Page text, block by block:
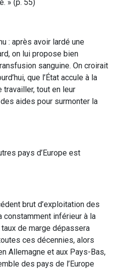
» (p. 55)
: après avoir lardé une
on lui propose bien
sanguine. On croirait
que l’État accule à la
tout en leur
aides pour surmonter la
pays d’Europe est
brut d’exploitation des
inférieur à la
de marge dépassera
ces décennies, alors
Allemagne et aux Pays-Bas,
des pays de l’Europe